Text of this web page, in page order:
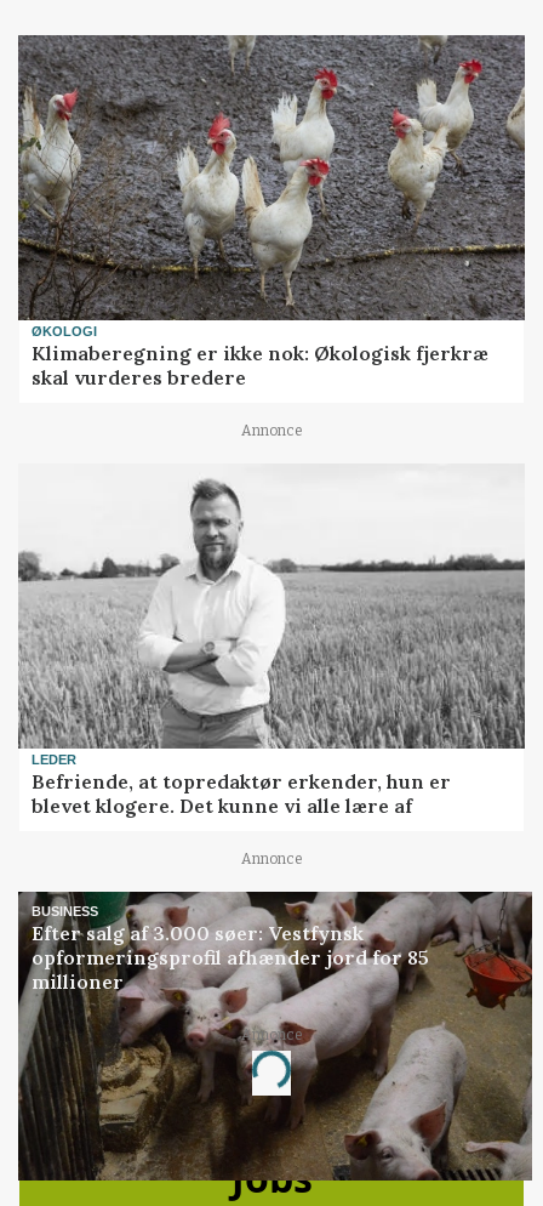
ØKOLOGI
Klimaberegning er ikke nok: Økologisk fjerkræ
skal vurderes bredere
Annonce
LEDER
Befriende, at topredaktør erkender, hun er
blevet klogere. Det kunne vi alle lære af
Annonce
BUSINESS
Efter salg af 3.000 søer: Vestfynsk
opformeringsprofil afhænder jord for 85
millioner
Annonce
Loading...
Jobs